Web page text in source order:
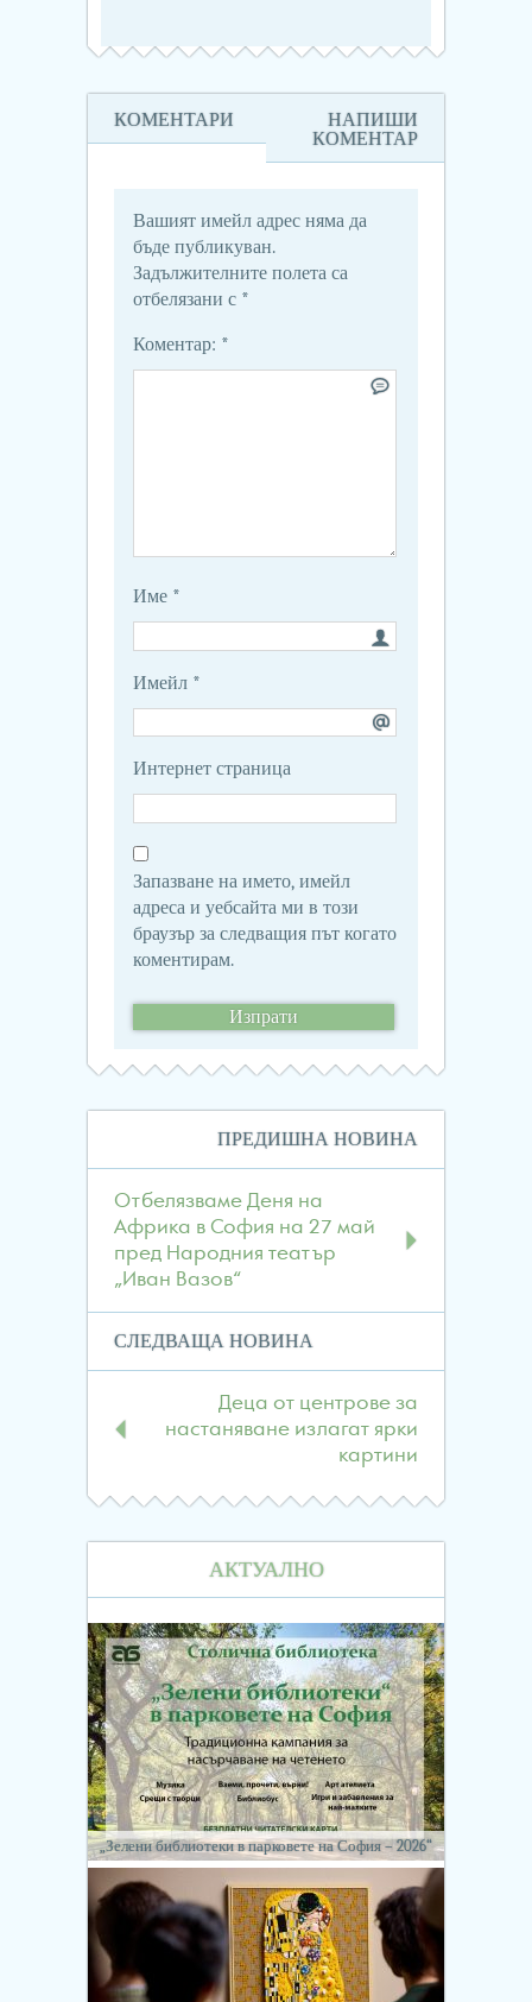
КОМЕНТАРИ
НАПИШИ
КОМЕНТАР
Вашият имейл адрес няма да
бъде публикуван.
Задължителните полета са
отбелязани с *
Коментар: *
Име *
Имейл *
Интернет страница
Запазване на името, имейл
адреса и уебсайта ми в този
браузър за следващия път когато
коментирам.
Навигация
в
публикациите
ПРЕДИШНА НОВИНА
Отбелязваме Деня на
Африка в София на 27 май
пред Народния театър
„Иван Вазов“
СЛЕДВАЩА НОВИНА
Деца от центрове за
настаняване излагат ярки
картини
АКТУАЛНО
„Зелени библиотеки в парковете на София – 2026“